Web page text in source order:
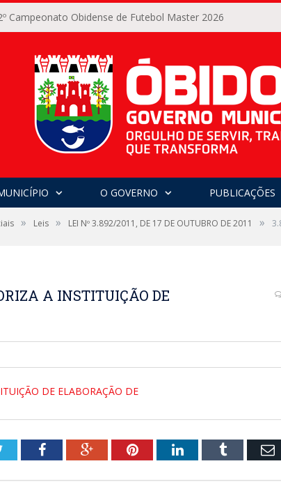
Campeonato Obidense de Futebol Master 2026
O GOVERNO PUBLICAÇÕES
» Leis » LEI Nº 3.892/2011, DE 17 DE OUTUBRO DE 2011 »
A INSTITUIÇÃO DE
DE ELABORAÇÃO DE
TwitterFacebookGoogle+PinterestLinkedInTumblr